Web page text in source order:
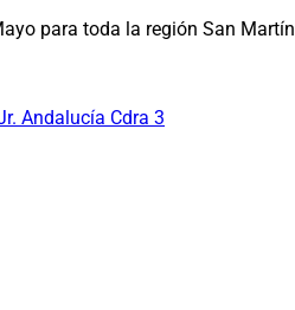
para toda la región San Martín
Andalucía Cdra 3